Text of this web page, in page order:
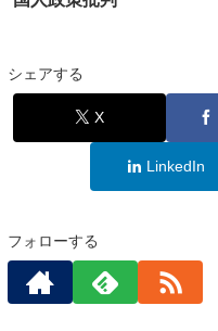
シェアする
X
LinkedIn
フォローする